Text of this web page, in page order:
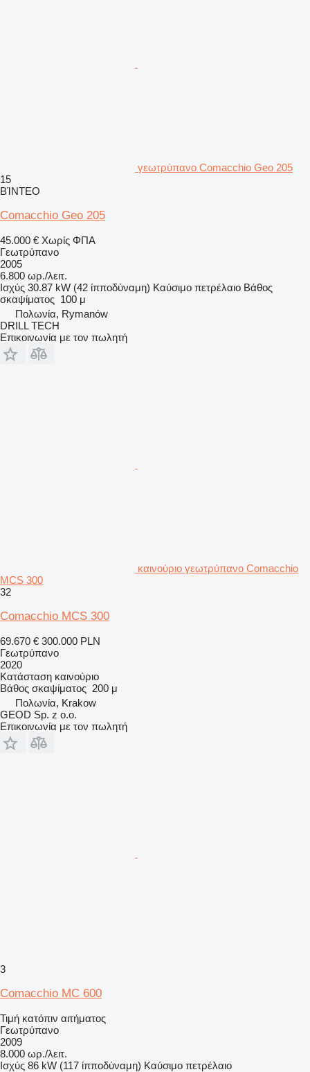
γεωτρύπανο Comacchio Geo 205
15
ΒΊΝΤΕΟ
Comacchio Geo 205
45.000 € Χωρίς ΦΠΑ
Γεωτρύπανο
2005
6.800 ωρ./λειτ.
Ισχύς 30.87 kW (42 ίπποδύναμη) Καύσιμο πετρέλαιο Βάθος
σκαψίματος 100 μ
Πολωνία, Rymanów
DRILL TECH
Επικοινωνία με τον πωλητή
καινούριο γεωτρύπανο Comacchio
MCS 300
32
Comacchio MCS 300
69.670 € 300.000 PLN
Γεωτρύπανο
2020
Κατάσταση καινούριο
Βάθος σκαψίματος 200 μ
Πολωνία, Krakow
GEOD Sp. z o.o.
Επικοινωνία με τον πωλητή
3
Comacchio MC 600
Τιμή κατόπιν αιτήματος
Γεωτρύπανο
2009
8.000 ωρ./λειτ.
Ισχύς 86 kW (117 ίπποδύναμη) Καύσιμο πετρέλαιο